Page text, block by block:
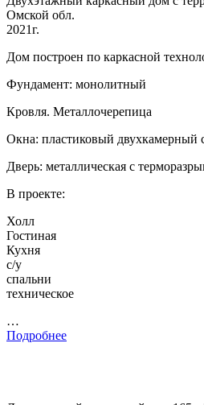
Омской обл.
2021г.
Дом построен по каркасной
Фундамент: монолитный
Кровля. Металлочерепица
Окна: пластиковый двухкамерный
Дверь: металлическая с
В проекте:
Холл
Гостиная
Кухня
с/у
спальни
техническое
…
Подробнее